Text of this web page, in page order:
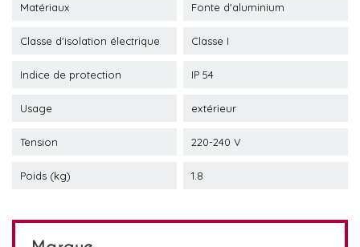
Matériaux Fonte d'aluminium
Classe d'isolation électrique Classe I
Indice de protection IP 54
Usage extérieur
Tension 220-240 V
Poids (kg) 1.8